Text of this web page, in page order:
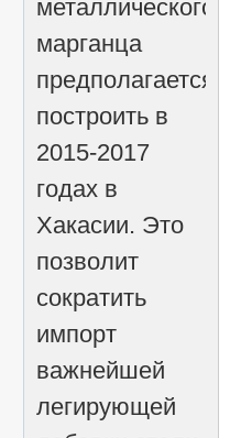
металлического
марганца
предполагается
построить в
2015-2017
годах в
Хакасии. Это
позволит
сократить
импорт
важнейшей
легирующей